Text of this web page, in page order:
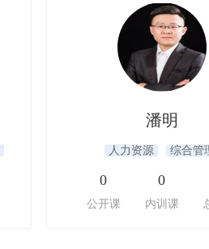
潘明
人力资源 综合管
0
公开课
0
内训课